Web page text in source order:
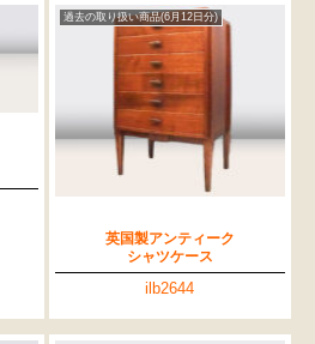
過去の取り扱い商品(6月12日分)
英国製アンティーク
シャツケース
ilb2644